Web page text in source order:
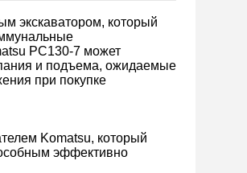
экскаватором, который
PC130-7 может
и подъема, ожидаемые
при покупке
Komatsu, который
эффективно